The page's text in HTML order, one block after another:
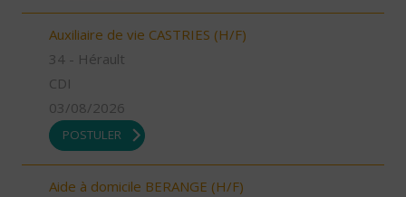
Auxiliaire de vie CASTRIES (H/F)
34 - Hérault
CDI
03/08/2026
POSTULER
Aide à domicile BERANGE (H/F)